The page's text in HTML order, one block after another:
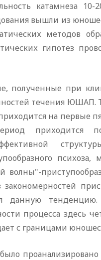
катамнеза
вышли из
методов
гипотез
полученные при
течения ЮШАП.
на первые
приходится
волны"-
закономерностей
данную
процесса здесь
с границами